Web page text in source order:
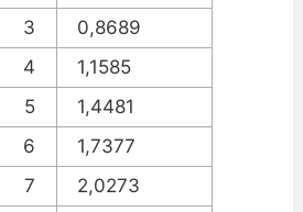
3
0,8689
4
1,1585
5
1,4481
6
1,7377
7
2,0273